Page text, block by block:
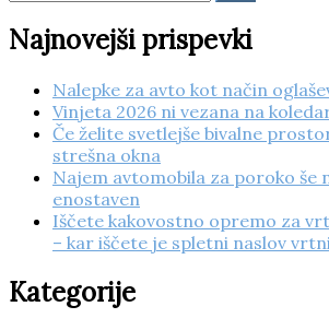
Najnovejši prispevki
Nalepke za avto kot način
Vinjeta 2026 ni vezana na
Če želite svetlejše bivalne
strešna okna
Najem avtomobila za poroko še
enostaven
Iščete kakovostno opremo za
– kar iščete je spletni naslov
Kategorije